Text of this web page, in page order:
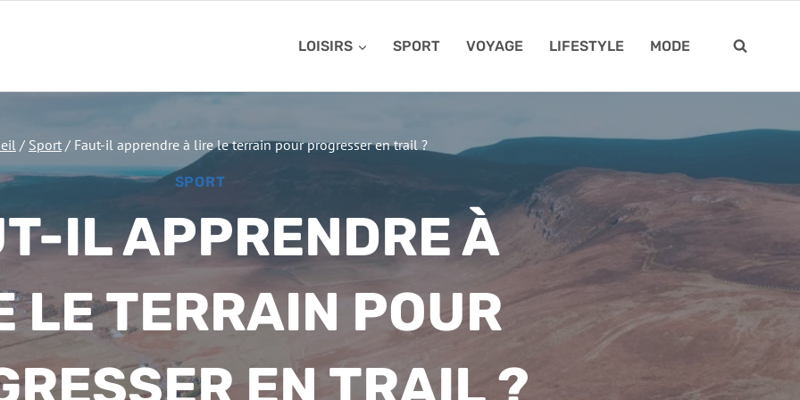
LOISIRS SPORT VOYAGE LIFESTYLE MODE
/ Sport / Faut-il apprendre à lire le terrain pour progresser en trail ?
SPORT
IL APPRENDRE À
LE TERRAIN POUR
EN TRAIL ?